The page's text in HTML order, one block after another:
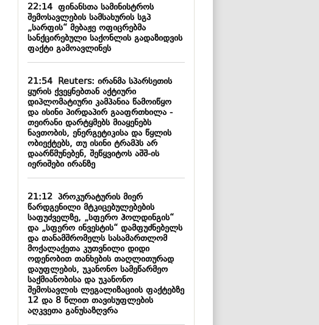
22:14ფინანსთა სამინისტროს
შემოსავლების სამსახურის სგპ
„სარფის“ მებაჟე ოფიცრებმა
სანქცირებული საქონლის გადაზიდვის
ფაქტი გამოავლინეს
21:54Reuters: ირანმა სპარსეთის
ყურის ქვეყნებთან აქტიური
დიპლომატიური კამპანია წამოიწყო
და ისინი პირდაპირ გააფრთხილა -
თეირანი დარტყმებს მიაყენებს
ნავთობის, ენერგეტიკისა და წყლის
ობიექტებს, თუ ისინი ტრამპს არ
დაარწმუნებენ, შეწყვიტოს აშშ-ის
იერიშები ირანზე
21:12პროკურატურის მიერ
წარდგენილი მტკიცებულებების
საფუძველზე, „სფერო ჰოლდინგის“
და „სფერო ინვესტის“ დამფუძნებელს
და თანამშრომელს სასამართლომ
მოქალაქეთა კუთვნილი დიდი
ოდენობით თანხების თაღლითურად
დაუფლების, უკანონო სამეწარმეო
საქმიანობისა და უკანონო
შემოსავლის ლეგალიზაციის ფაქტებზე
12 და 8 წლით თავისუფლების
აღკვეთა განუსაზღვრა